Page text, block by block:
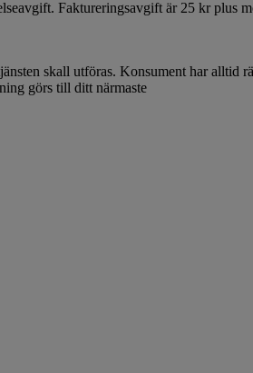
Faktureringsavgift är 25 kr plus
skall utföras. Konsument har alltid
görs till ditt närmaste